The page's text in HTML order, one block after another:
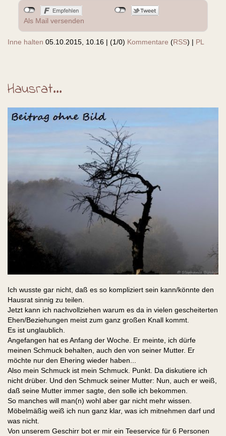
Als Mail versenden
Inne halten 05.10.2015, 10.16 | (1/0) Kommentare (RSS) | PL
Hausrat...
Ich wusste gar nicht, daß es so kompliziert sein kann/könnte den
Hausrat sinnig zu teilen.
Jetzt kann ich nachvollziehen warum es da in vielen gescheiterten
Ehen/Beziehungen meist zum ganz großen Knall kommt.
Es ist unglaublich.
Angefangen hat es Anfang der Woche. Er meinte, ich dürfe
meinen Schmuck behalten, auch den von seiner Mutter. Er
möchte nur den Ehering wieder haben...
Also mein Schmuck ist mein Schmuck. Punkt. Da diskutiere ich
nicht drüber. Und den Schmuck seiner Mutter: Nun, auch er weiß,
daß seine Mutter immer sagte, den solle ich bekommen.
So manches will man(n) wohl aber gar nicht mehr wissen.
Möbelmäßig weiß ich nun ganz klar, was ich mitnehmen darf und
was nicht.
Von unserem Geschirr bot er mir ein Teeservice für 6 Personen